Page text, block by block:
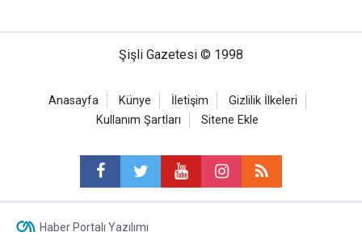
Şişli Gazetesi © 1998
Anasayfa Künye İletişim
Gizlilik İlkeleri
Kullanım Şartları
Sitene Ekle
Haber Portalı Yazılımı